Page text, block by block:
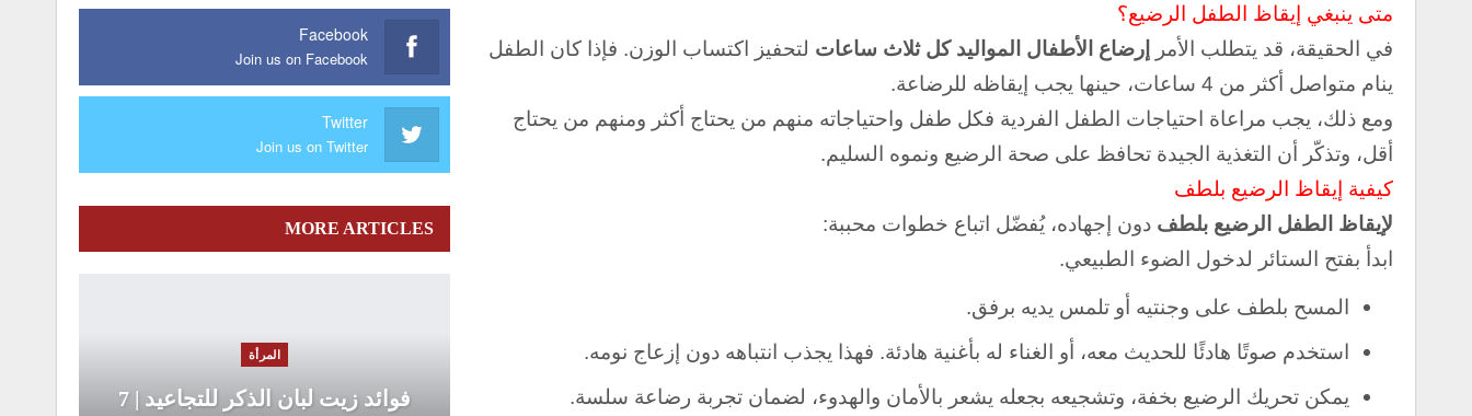
متى ينبغي إيقاظ الطفل الرضيع؟
في الحقيقة، قد يتطلب الأمر
إرضاع الأطفال المواليد كل ثلاث ساعات لتحفيز اكتساب الوزن. فإذا كان الطفل
ينام متواصل أكثر من 4 ساعات، حينها يجب إيقاظه للرضاعة.
ومع ذلك، يجب مراعاة احتياجات الطفل الفردية فكل طفل واحتياجاته منهم من يحتاج أكثر ومنهم من يحتاج
أقل، وتذكّر أن التغذية الجيدة تحافظ على صحة الرضيع ونموه السليم.
كيفية إيقاظ الرضيع بلطف
لإيقاظ الطفل الرضيع بلطف دون إجهاده، يُفضّل اتباع خطوات محببة:
ابدأ بفتح الستائر لدخول الضوء الطبيعي.
المسح بلطف على وجنتيه أو تلمس يديه برفق.
استخدم صوتًا هادئًا للحديث معه، أو الغناء له بأغنية هادئة. فهذا يجذب انتباهه دون إزعاج نومه.
يمكن تحريك الرضيع بخفة، وتشجيعه بجعله يشعر بالأمان والهدوء، لضمان تجربة رضاعة سلسة.
Facebook
Join us on Facebook
Twitter
Join us on Twitter
MORE ARTICLES
المرأة
فوائد زيت لبان الذكر للتجاعيد | 7